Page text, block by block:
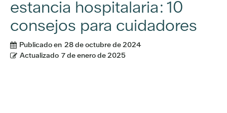
estancia hospitalaria: 10
consejos para cuidadores
Publicado en 28 de octubre de 2024
Actualizado 7 de enero de 2025